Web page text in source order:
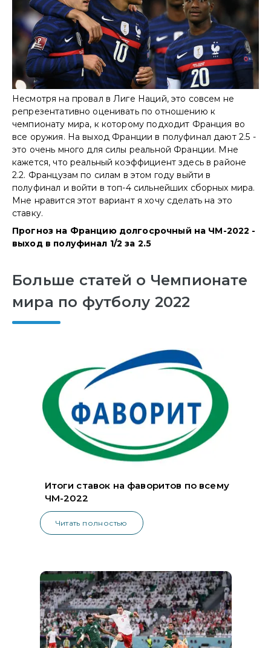
Несмотря на провал в Лиге Наций, это совсем не
репрезентативно оценивать по отношению к
чемпионату мира, к которому подходит Франция во
все оружия. На выход Франции в полуфинал дают 2.5 -
это очень много для силы реальной Франции. Мне
кажется, что реальный коэффициент здесь в районе
2.2. Французам по силам в этом году выйти в
полуфинал и войти в топ-4 сильнейших сборных мира.
Мне нравится этот вариант я хочу сделать на это
ставку.
Прогноз на Францию долгосрочный на ЧМ-2022 -
выход в полуфинал 1/2 за 2.5
Больше статей о Чемпионате
мира по футболу 2022
Итоги ставок на фаворитов по всему
ЧМ-2022
Читать полностью